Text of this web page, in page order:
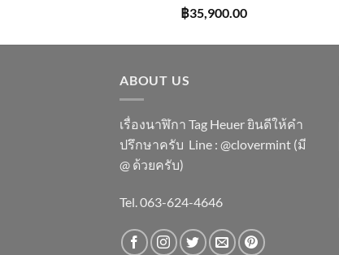
฿35,900.00
ABOUT US
เรื่องนาฬิกา Tag Heuer ยินดีให้คำ
ปรึกษาครับ ​Line : @clovermint (มี
@ ด้วยครับ)
Tel. 063-624-4646